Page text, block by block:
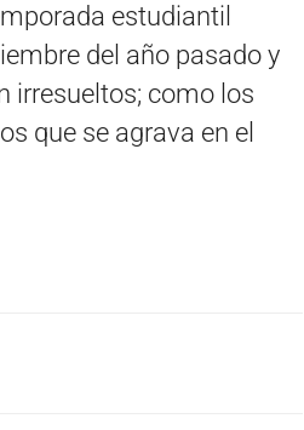
estudiantil
del año pasado y
irresueltos; como los
que se agrava en el